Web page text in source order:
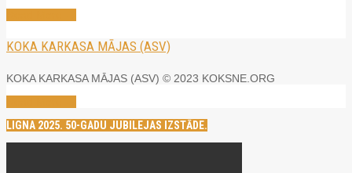
KOKA KARKASA MĀJAS (ASV)
KOKA KARKASA MĀJAS (ASV) © 2023 KOKSNE.ORG
LIGNA 2025. 50-GADU JUBILEJAS IZSTĀDE.